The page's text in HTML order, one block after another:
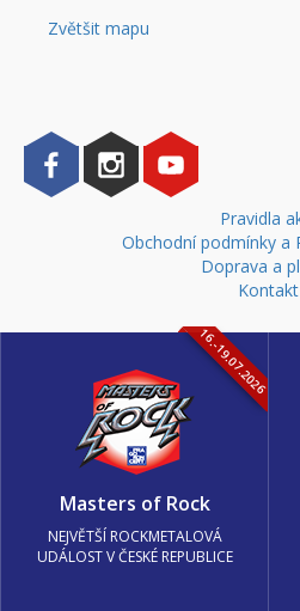
Zvětšit mapu
Pravidla
Obchodní podmínky a
Doprava a
Kontakt
16.-19.07.2026
Masters of Rock
NEJVĚTŠÍ ROCKMETALOVÁ
UDÁLOST V ČESKÉ REPUBLICE